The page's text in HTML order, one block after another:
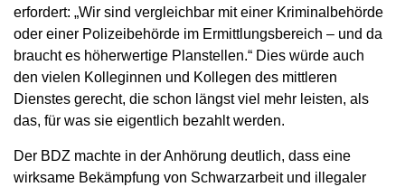
erfordert: „Wir sind vergleichbar mit einer Kriminalbehörde
oder einer Polizeibehörde im Ermittlungsbereich – und da
braucht es höherwertige Planstellen.“ Dies würde auch
den vielen Kolleginnen und Kollegen des mittleren
Dienstes gerecht, die schon längst viel mehr leisten, als
das, für was sie eigentlich bezahlt werden.
Der BDZ machte in der Anhörung deutlich, dass eine
wirksame Bekämpfung von Schwarzarbeit und illegaler